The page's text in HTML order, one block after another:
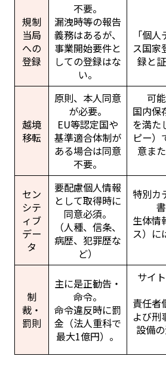
規制
当局
への
登録
不要。
漏洩時等の報告
義務はあるが、
事業開始要件と
しての登録はな
い。
「個
ス国家
録と
越境
移転
原則、本人同意
が必要。
EU等認定国や
基準適合体制が
ある場合は同意
不要。
可
国内保
を満た
ピー）
意ま
セン
シテ
ィブ
デー
タ
要配慮個人情報
として取得時に
同意必須。
（人種、信条、
病歴、犯罪歴な
ど）
特別カ
生体情
ス）に
制
裁・
罰則
主に是正勧告・
命令。
命令違反時に罰
金（法人重科で
最大1億円）。
サイ
責任者
よび刑
設備